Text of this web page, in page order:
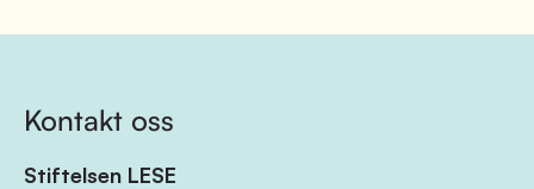
Kontakt oss
Stiftelsen LESE